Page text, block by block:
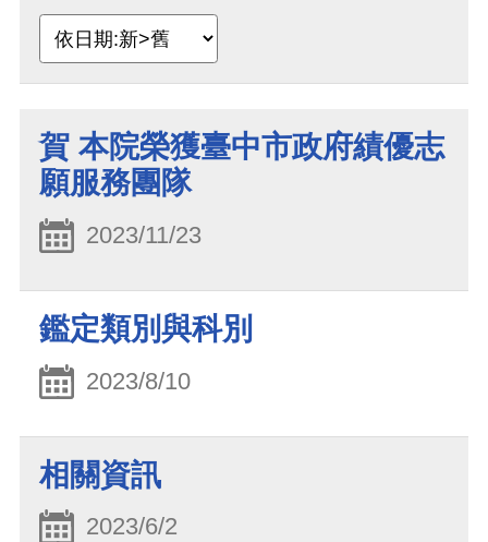
賀 本院榮獲臺中市政府績優志
願服務團隊
2023/11/23
鑑定類別與科別
2023/8/10
相關資訊
2023/6/2